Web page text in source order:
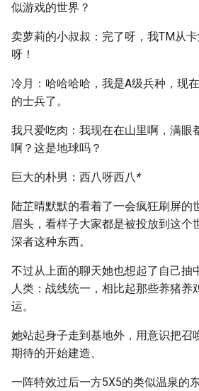
似游戏的世界？
卖萝莉的小叔叔：完了呀，我TM从
呀！
冷月：哈哈哈哈，我是A级兵种，现
的士兵了。
我只爱吃肉：我现在在山里啊，满眼
啊？这是地球吗？
巨大的朴男：西八呀西八*
陆芷晴默默的看着了一会疯狂刷屏的
眉头，看样子大家都是被投放到这个
深者这种东西。
不过从上面的聊天她也想起了自己抽
人类：战线统一，相比起那些养猪养
运。
她站起身子走到基地外，用意识把召
期待的开始建造、
一阵特效过后一方5X5的类似温泉的